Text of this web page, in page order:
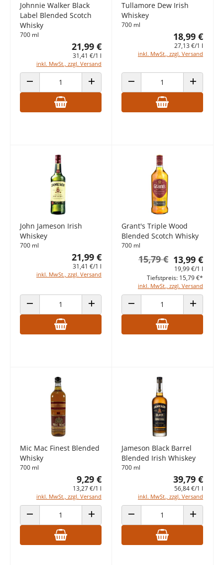
Johnnie Walker Black
Label Blended Scotch
Whisky
700 ml
21,99 €
31,41 €/1 l
inkl. MwSt., zzgl. Versand
ANZAHL VERRINGERN ANZAHL ERHÖHEN
Tullamore Dew Irish
Whiskey
700 ml
18,99 €
27,13 €/1 l
inkl. MwSt., zzgl. Versand
ANZAHL VERRINGERN ANZAHL
John Jameson Irish
Whiskey
700 ml
21,99 €
31,41 €/1 l
inkl. MwSt., zzgl. Versand
ANZAHL VERRINGERN ANZAHL ERHÖHEN
Grant's Triple Wood
Blended Scotch Whisky
700 ml
13,99 €
15,79 €
19,99 €/1 l
inkl. MwSt., zzgl. Versand
Tiefstpreis: 15,79 €*
ANZAHL VERRINGERN ANZAHL
Mic Mac Finest Blended
Whisky
700 ml
9,29 €
13,27 €/1 l
inkl. MwSt., zzgl. Versand
ANZAHL VERRINGERN ANZAHL ERHÖHEN
Jameson Black Barrel
Blended Irish Whiskey
700 ml
39,79 €
56,84 €/1 l
inkl. MwSt., zzgl. Versand
ANZAHL VERRINGERN ANZAHL